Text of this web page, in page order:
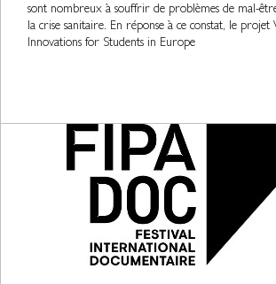
sont nombreux à souffrir de problèmes de mal-
la crise sanitaire. En réponse à ce constat, le projet
Innovations for Students in Europe